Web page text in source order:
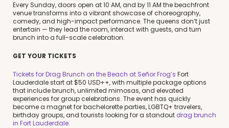
Every Sunday, doors open at 10 AM, and by 11 AM the beachfront
venue transforms into a vibrant showcase of choreography,
comedy, and high-impact performance. The queens don’t just
entertain — they lead the room, interact with guests, and turn
brunch into a full-scale celebration.
GET YOUR TICKETS
Tickets for Drag Brunch on the Beach at Señor Frog’s Fort
Lauderdale start at $50 USD++, with multiple package options
that include brunch, unlimited mimosas, and elevated
experiences for group celebrations. The event has quickly
become a magnet for bachelorette parties, LGBTQ+ travelers,
birthday groups, and tourists looking for a standout drag brunch
in Fort Lauderdale.